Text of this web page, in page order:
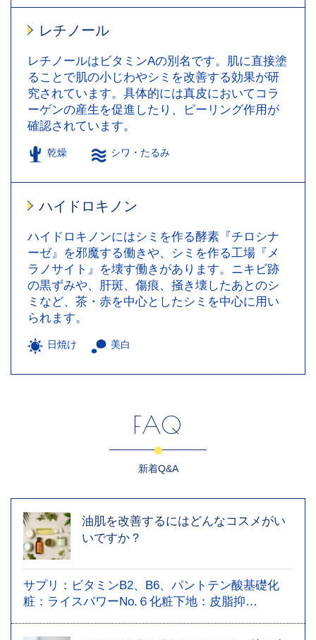
レチノール
レチノールはビタミンAの別名です。肌に直接塗
ることで肌の小じわやシミを改善する効果が研
究されています。具体的には真皮においてコラ
ーゲンの産生を促進したり、ピーリング作用が
確認されています。
乾燥 シワ・たるみ
ハイドロキノン
ハイドロキノンにはシミを作る酵素『チロシナ
ーゼ』を邪魔する働きや、シミを作る工場『メ
ラノサイト』を壊す働きがあります。ニキビ跡
の黒ずみや、肝斑、傷痕、掻き壊したあとのシ
ミなど、茶・赤を中心としたシミを中心に用い
られます。
日焼け 美白
FAQ
新着Q&A
油肌を改善するにはどんなコスメがい
いですか？
サプリ：ビタミンB2、B6、パントテン酸基礎化
粧：ライスパワーNo.６化粧下地：皮脂抑…